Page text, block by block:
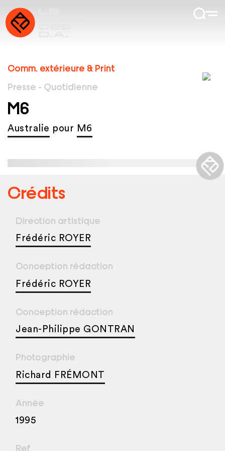
Comm. extérieure & Print
Presse - Quotidienne
M6
Australie pour M6
Crédits
Direction artistique
Frédéric ROYER
Conception rédaction
Frédéric ROYER
Conception rédaction
Jean-Philippe GONTRAN
Photographie
Richard FRÉMONT
Année
1995
Ref